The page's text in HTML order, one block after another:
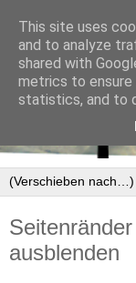
ausblenden
This site uses
and to analyze
shared with
metrics to ensure
statistics, and to